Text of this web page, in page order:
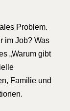
Problem.
im Job? Was
„Warum gibt
Familie und